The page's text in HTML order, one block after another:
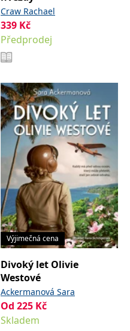
Craw Rachael
339 Kč
Předprodej
Výjimečná cena
Divoký let Olivie
Westové
Ackermanová Sara
Od 225 Kč
Skladem